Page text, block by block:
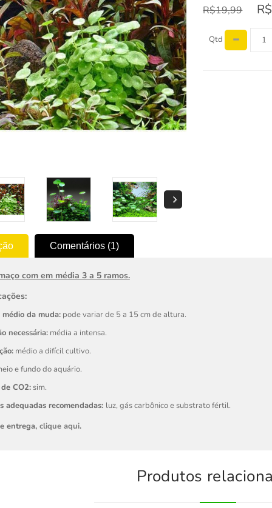
R$19,99
Qtd
Comentários (1)
com em média 3 a 5 ramos.
médio da muda:pode variar de 5 a 15 cm de altura.
necessária:média a intensa.
médio a difícil cultivo.
e fundo do aquário.
CO2:sim.
adequadas recomendadas: luz, gás carbônico e substrato fértil.
entrega, clique aqui.
Produtos